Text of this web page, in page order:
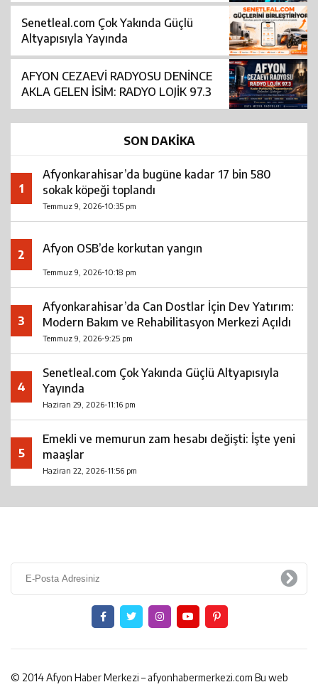
Senetleal.com Çok Yakında Güçlü
Altyapısıyla Yayında
AFYON CEZAEVİ RADYOSU DENİNCE
AKLA GELEN İSİM: RADYO LOJİK 97.3
SON DAKİKA
1
Afyonkarahisar’da bugüne kadar 17 bin 580
sokak köpeği toplandı
Temmuz 9, 2026-10:35 pm
2 Afyon OSB’de korkutan yangın
Temmuz 9, 2026-10:18 pm
3
Afyonkarahisar’da Can Dostlar İçin Dev Yatırım:
Modern Bakım ve Rehabilitasyon Merkezi Açıldı
Temmuz 9, 2026-9:25 pm
4
Senetleal.com Çok Yakında Güçlü Altyapısıyla
Yayında
Haziran 29, 2026-11:16 pm
5
Emekli ve memurun zam hesabı değişti: İşte yeni
maaşlar
Haziran 22, 2026-11:56 pm
© 2014 Afyon Haber Merkezi – afyonhabermerkezi.com Bu web